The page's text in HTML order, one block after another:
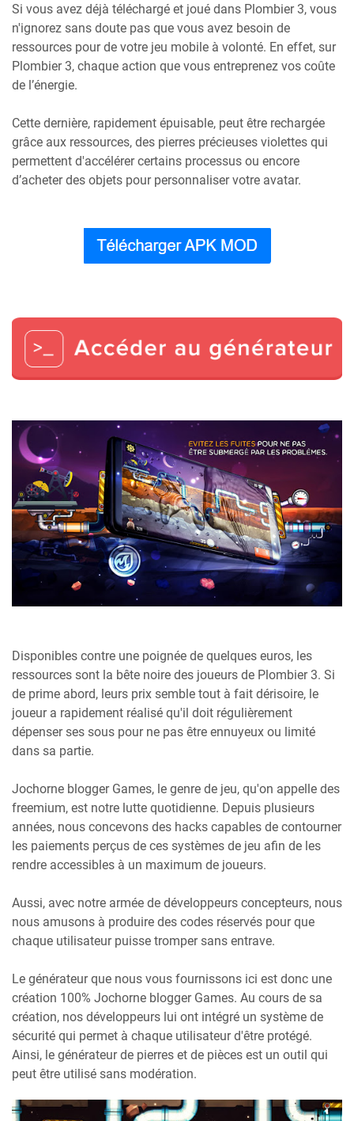
Si vous avez déjà téléchargé et joué dans Plombier 3, vous
n'ignorez sans doute pas que vous avez besoin de
ressources pour de votre jeu mobile à volonté. En effet, sur
Plombier 3, chaque action que vous entreprenez vos coûte
de l’énergie.
Cette dernière, rapidement épuisable, peut être rechargée
grâce aux ressources, des pierres précieuses violettes qui
permettent d'accélérer certains processus ou encore
d’acheter des objets pour personnaliser votre avatar.
Disponibles contre une poignée de quelques euros, les
ressources sont la bête noire des joueurs de Plombier 3. Si
de prime abord, leurs prix semble tout à fait dérisoire, le
joueur a rapidement réalisé qu'il doit régulièrement
dépenser ses sous pour ne pas être ennuyeux ou limité
dans sa partie.
Jochorne blogger Games, le genre de jeu, qu'on appelle des
freemium, est notre lutte quotidienne. Depuis plusieurs
années, nous concevons des hacks capables de contourner
les paiements perçus de ces systèmes de jeu afin de les
rendre accessibles à un maximum de joueurs.
Aussi, avec notre armée de développeurs concepteurs, nous
nous amusons à produire des codes réservés pour que
chaque utilisateur puisse tromper sans entrave.
Le générateur que nous vous fournissons ici est donc une
création 100% Jochorne blogger Games. Au cours de sa
création, nos développeurs lui ont intégré un système de
sécurité qui permet à chaque utilisateur d'être protégé.
Ainsi, le générateur de pierres et de pièces est un outil qui
peut être utilisé sans modération.